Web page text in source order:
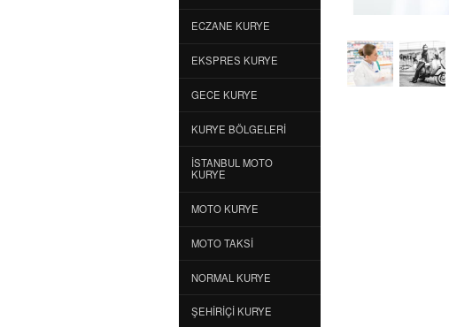
ECZANE KURYE
EKSPRES KURYE
GECE KURYE
KURYE BÖLGELERI
İSTANBUL MOTO
KURYE
MOTO KURYE
MOTO TAKSI
NORMAL KURYE
ŞEHIRIÇI KURYE